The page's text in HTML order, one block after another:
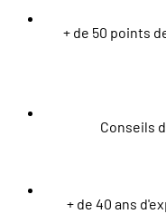
+ de 50 points
Conseils
+ de 40 ans